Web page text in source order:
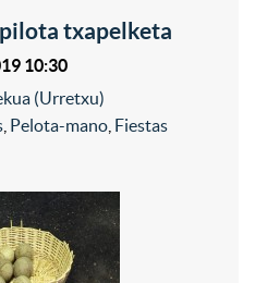
txapelketa
10:30
(Urretxu)
, Pelota-mano, Fiestas